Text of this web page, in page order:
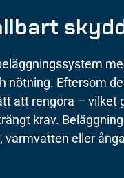
nötning. Eftersom
att rengöra – vilket
krav.
varmvatten eller